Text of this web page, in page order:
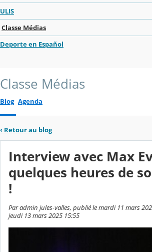
ULIS
Classe Médias
Deporte en Español
Classe Médias
Blog Agenda
‹ Retour au blog
Interview avec Max
quelques heures de
!
Par admin jules-valles, publié le mardi 11 mars
jeudi 13 mars 2025 15:55